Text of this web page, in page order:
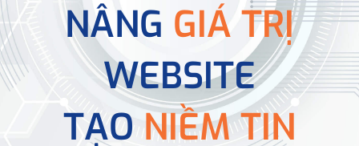
NÂNG GIÁ TRỊ
WEBSITE
TẠONIỀM TIN